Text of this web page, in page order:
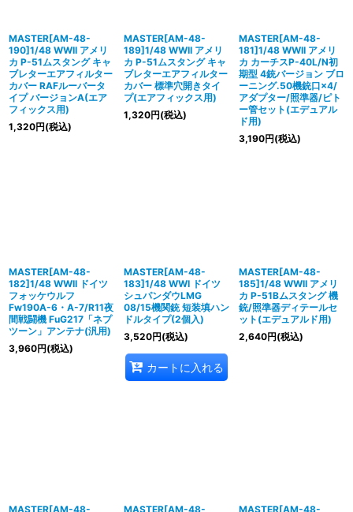
MASTER[AM-48-
190]1/48 WWII アメリ
カ P-51ムスタング キャ
ブレターエアフィルター
カバー RAFルーバータ
イプ バージョンA(エア
フィックス用)
1,320円(税込)
MASTER[AM-48-
189]1/48 WWII アメリ
カ P-51ムスタング キャ
ブレターエアフィルター
カバー 標準穴開きタイ
プ(エアフィックス用)
1,320円(税込)
MASTER[AM-48-
181]1/48 WWII アメリ
カ カーチスP-40L/N初
期型 4銃バージョン ブロ
ーニング.50機銃口×4/
アダプター/照準器/ピト
ー管セット(エデュアル
ド用)
3,190円(税込)
MASTER[AM-48-
182]1/48 WWII ドイツ
フォッケウルフ
Fw190A-6・A-7/R11夜
間戦闘機 FuG217「ネプ
ツーン」アンテナ(汎用)
3,960円(税込)
MASTER[AM-48-
183]1/48 WWI ドイツ
シュパンダウLMG
08/15機関銃 短装填ハン
ドルタイプ(2個入)
3,520円(税込)
カートに入れる
MASTER[AM-48-
185]1/48 WWII アメリ
カ P-51Bムスタング 機
銃/照準器ディテールセ
ット(エデュアルド用)
2,640円(税込)
MASTER[AM-48-
MASTER[AM-48-
MASTER[AM-48-